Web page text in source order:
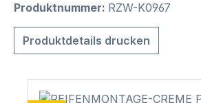
Produktnummer: RZW-K0967
Produktdetails drucken